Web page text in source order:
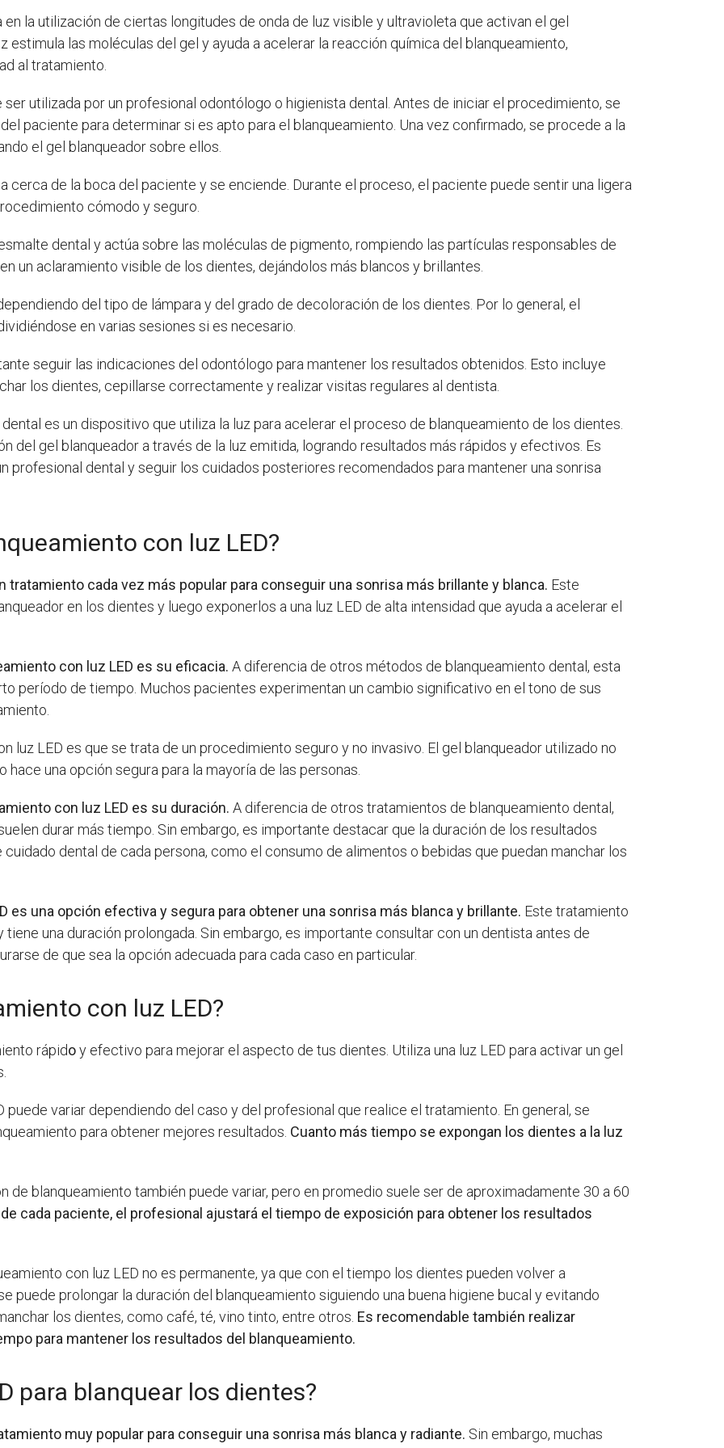
en la utilización de ciertas longitudes de onda de luz visible y ultravioleta que activan el gel
estimula las moléculas del gel y ayuda a acelerar la reacción química del blanqueamiento,
al tratamiento.
utilizada por un profesional odontólogo o higienista dental. Antes de iniciar el procedimiento, se
paciente para determinar si es apto para el blanqueamiento. Una vez confirmado, se procede a la
el gel blanqueador sobre ellos.
cerca de la boca del paciente y se enciende. Durante el proceso, el paciente puede sentir una ligera
cómodo y seguro.
dental y actúa sobre las moléculas de pigmento, rompiendo las partículas responsables de
un aclaramiento visible de los dientes, dejándolos más blancos y brillantes.
del tipo de lámpara y del grado de decoloración de los dientes. Por lo general, el
en varias sesiones si es necesario.
seguir las indicaciones del odontólogo para mantener los resultados obtenidos. Esto incluye
los dientes, cepillarse correctamente y realizar visitas regulares al dentista.
es un dispositivo que utiliza la luz para acelerar el proceso de blanqueamiento de los dientes.
del gel blanqueador a través de la luz emitida, logrando resultados más rápidos y efectivos. Es
profesional dental y seguir los cuidados posteriores recomendados para mantener una sonrisa
con luz LED?
tratamiento cada vez más popular para conseguir una sonrisa más brillante y blanca. Este
en los dientes y luego exponerlos a una luz LED de alta intensidad que ayuda a acelerar el
con luz LED es su eficacia. A diferencia de otros métodos de blanqueamiento dental, esta
período de tiempo. Muchos pacientes experimentan un cambio significativo en el tono de sus
luz LED es que se trata de un procedimiento seguro y no invasivo. El gel blanqueador utilizado no
una opción segura para la mayoría de las personas.
con luz LED es su duración. A diferencia de otros tratamientos de blanqueamiento dental,
durar más tiempo. Sin embargo, es importante destacar que la duración de los resultados
dental de cada persona, como el consumo de alimentos o bebidas que puedan manchar los
es una opción efectiva y segura para obtener una sonrisa más blanca y brillante. Este tratamiento
una duración prolongada. Sin embargo, es importante consultar con un dentista antes de
de que sea la opción adecuada para cada caso en particular.
con luz LED?
rápidoy efectivo para mejorar el aspecto de tus dientes. Utiliza una luz LED para activar un gel
puede variar dependiendo del caso y del profesional que realice el tratamiento. En general, se
para obtener mejores resultados. Cuanto más tiempo se expongan los dientes a la luz
de blanqueamiento también puede variar, pero en promedio suele ser de aproximadamente 30 a 60
cada paciente, el profesional ajustará el tiempo de exposición para obtener los resultados
con luz LED no es permanente, ya que con el tiempo los dientes pueden volver a
puede prolongar la duración del blanqueamiento siguiendo una buena higiene bucal y evitando
los dientes, como café, té, vino tinto, entre otros. Es recomendable también realizar
para mantener los resultados del blanqueamiento.
para blanquear los dientes?
muy popular para conseguir una sonrisa más blanca y radiante. Sin embargo, muchas